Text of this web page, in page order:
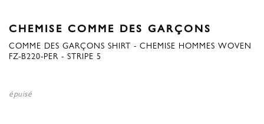
CHEMISE COMME DES GARÇONS
COMME DES GARÇONS SHIRT - CHEMISE HOMMES WOVEN
FZ-B220-PER - STRIPE 5
épuisé